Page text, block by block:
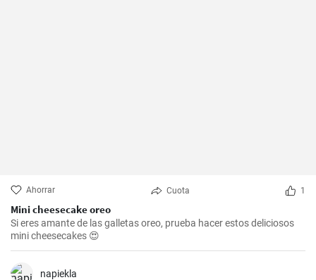
Ahorrar Cuota 1
Mini cheesecake oreo
Si eres amante de las galletas oreo, prueba hacer estos deliciosos
mini cheesecakes 😍
napiekla